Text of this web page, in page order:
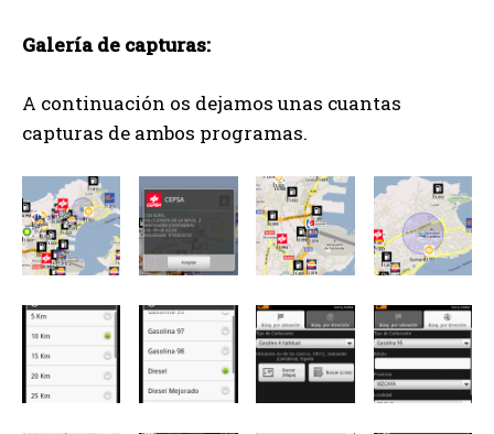
Galería de capturas:
A continuación os dejamos unas cuantas
capturas de ambos programas.